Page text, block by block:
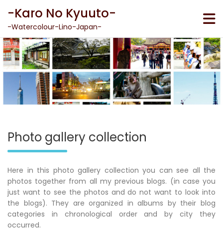
content
-Karo No Kyuuto-
-Watercolour-Lino-Japan-
Photo gallery collection
Here in this photo gallery collection you can see all the
photos together from all my previous blogs. (in case you
just want to see the photos and do not want to look into
the blogs). They are organized in albums by their blog
categories in chronological order and by city they
occurred.